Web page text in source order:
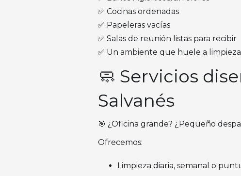
✅ Cocinas ordenadas
✅ Papeleras vacías
✅ Salas de reunión listas para recibir
✅ Un ambiente que huele a limpieza
🧼 Servicios
Salvanés
🎯 ¿Oficina grande? ¿Pequeño
Ofrecemos:
Limpieza diaria, semanal o